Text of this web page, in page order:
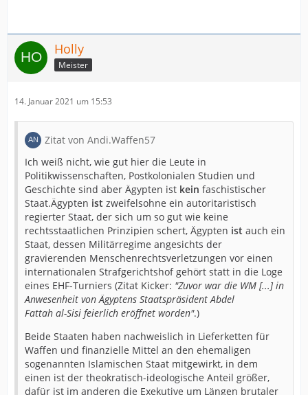
Holly
Meister
14. Januar 2021 um 15:53
Zitat von Andi.Waffen57
Ich weiß nicht, wie gut hier die Leute in
Politikwissenschaften, Postkolonialen Studien und
Geschichte sind aber Ägypten ist kein faschistischer
Staat.Ägypten ist zweifelsohne ein autoritaristisch
regierter Staat, der sich um so gut wie keine
rechtsstaatlichen Prinzipien schert, Ägypten ist auch ein
Staat, dessen Militärregime angesichts der
gravierenden Menschenrechtsverletzungen vor einen
internationalen Strafgerichtshof gehört statt in die Loge
eines EHF-Turniers (Zitat Kicker: "Zuvor war die WM [...] in
Anwesenheit von Ägyptens Staatspräsident Abdel
Fattah al-Sisi feierlich eröffnet worden".)
Beide Staaten haben nachweislich in Lieferketten für
Waffen und finanzielle Mittel an den ehemaligen
sogenannten Islamischen Staat mitgewirkt, in dem
einen ist der theokratisch-ideologische Anteil größer,
dafür ist im anderen die Exekutive um Längen brutaler